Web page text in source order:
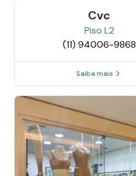
Cvc
Piso L2
(11) 94006-9868
Saiba mais